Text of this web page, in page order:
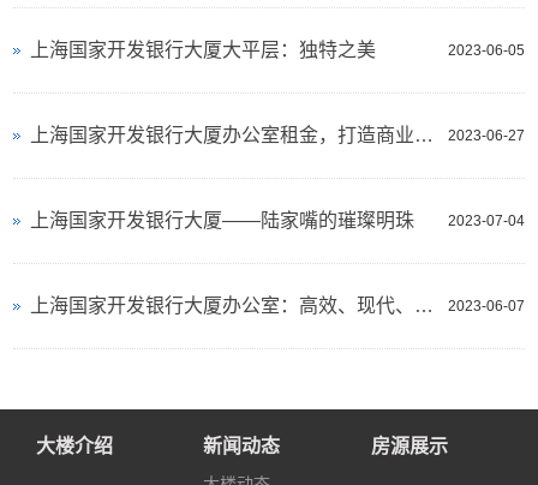
2023-06-05
上海国家开发银行大厦大平层：独特之美
2023-06-27
上海国家开发银行大厦办公室租金，打造商业中心的理想选择
2023-07-04
上海国家开发银行大厦——陆家嘴的璀璨明珠
2023-06-07
上海国家开发银行大厦办公室：高效、现代、舒适的商务空间
大楼介绍 新闻动态 房源展示